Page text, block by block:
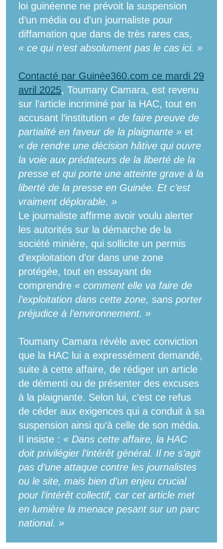
loi guinéenne ne prévoit la suspension
d’un média ou d’un journaliste pour
diffamation que dans de très rares cas,
« ce qui n’est absolument pas le cas ici. »
Contacté par Guinée360.com ce mardi 29
avril 2025, Toumany Camara, est revenu
sur l’article incriminé par la HAC, tout en
accusant l’institution « de faire preuve de
partialité en faveur de la plaignante » et
« de rendre une décision hâtive qui ouvre
la voie aux prédateurs de la liberté de la
presse et qui porte une atteinte grave à la
liberté de la presse en Guinée. Et c’est
vraiment déplorable. »
Le journaliste affirme avoir voulu alerter
les autorités sur la démarche de la
société minière, qui sollicite un permis
d’exploitation d’or dans une zone
protégée, tout en essayant de
comprendre « comment elle va faire de
l’exploitation dans cette zone, sans porter
préjudice à l’environnement. »
Toumany Camara révèle avec conviction
que la HAC lui a expressément demandé,
suite à cette affaire, de rédiger un article
de démenti ou de présenter des excuses
à la plaignante. Selon lui, c’est ce refus
de céder aux exigences qui a conduit à sa
suspension ainsi qu’à celle de son média.
Il insiste : « Dans cette affaire, la HAC
doit privilégier l’intérêt général. Il ne s’agit
pas d’une attaque contre les journalistes
ou le site, mais bien d’un enjeu crucial
pour l’intérêt collectif, car cet article met
en lumière la menace pesant sur un parc
national. »